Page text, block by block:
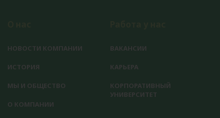
НОВОСТИ КОМПАНИИ
ИСТОРИЯ
МЫ И ОБЩЕСТВО
О КОМПАНИИ
ВАКАНСИИ
КАРЬЕРА
КОРПОРАТИВНЫЙ
УНИВЕРСИТЕТ